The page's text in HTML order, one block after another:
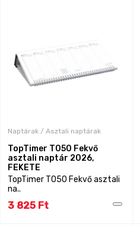
Naptárak / Asztali naptárak
TopTimer T050 Fekvő
asztali naptár 2026,
FEKETE
TopTimer T050 Fekvő asztali
na..
3 825 Ft